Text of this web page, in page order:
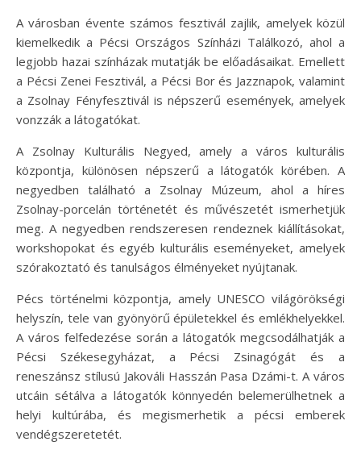
A városban évente számos fesztivál zajlik, amelyek közül
kiemelkedik a Pécsi Országos Színházi Találkozó, ahol a
legjobb hazai színházak mutatják be előadásaikat. Emellett
a Pécsi Zenei Fesztivál, a Pécsi Bor és Jazznapok, valamint
a Zsolnay Fényfesztivál is népszerű események, amelyek
vonzzák a látogatókat.
A Zsolnay Kulturális Negyed, amely a város kulturális
központja, különösen népszerű a látogatók körében. A
negyedben található a Zsolnay Múzeum, ahol a híres
Zsolnay-porcelán történetét és művészetét ismerhetjük
meg. A negyedben rendszeresen rendeznek kiállításokat,
workshopokat és egyéb kulturális eseményeket, amelyek
szórakoztató és tanulságos élményeket nyújtanak.
Pécs történelmi központja, amely UNESCO világörökségi
helyszín, tele van gyönyörű épületekkel és emlékhelyekkel.
A város felfedezése során a látogatók megcsodálhatják a
Pécsi Székesegyházat, a Pécsi Zsinagógát és a
reneszánsz stílusú Jakováli Hasszán Pasa Dzámi-t. A város
utcáin sétálva a látogatók könnyedén belemerülhetnek a
helyi kultúrába, és megismerhetik a pécsi emberek
vendégszeretetét.